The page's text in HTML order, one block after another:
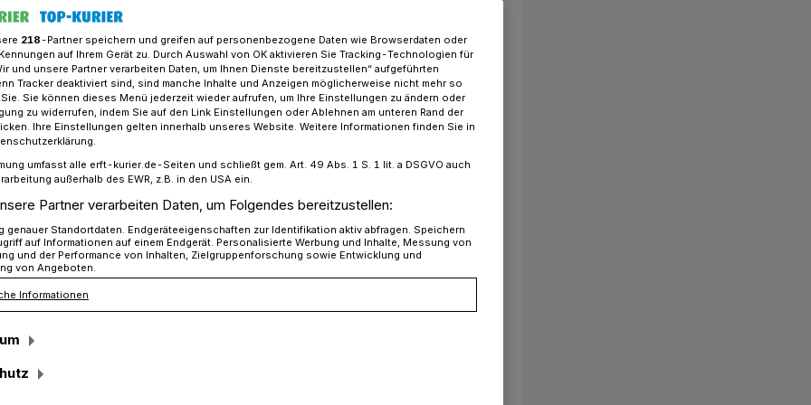
gestürmt!​ An Erft und Gillbach regieren die Jecken!
regieren
der stetig zusenehmende Regen
Abbruch tun: Um Punkt 11.11 Uhr
,Rut-Wieß’
Burgritter‘ vor dem Rathaus
Meurer, Sprecher der Gillbach-
218-Partner speichern und greifen auf personenbezogene Daten wie Browserdaten oder
auf Ihrem Gerät zu. Durch Auswahl von OK aktivieren Sie Tracking-Technologien für
und unsere Partner verarbeiten Daten, um Ihnen Dienste bereitzustellen“ aufgeführten
Tracker deaktiviert sind, sind manche Inhalte und Anzeigen möglicherweise nicht mehr so
Sie können dieses Menü jederzeit wieder aufrufen, um Ihre Einstellungen zu ändern oder
zu widerrufen, indem Sie auf den Link Einstellungen oder Ablehnen am unteren Rand der
Ihre Einstellungen gelten innerhalb unseres Website. Weitere Informationen finden Sie in
umfasst alle erft-kurier.de-Seiten und schließt gem. Art. 49 Abs. 1 S. 1 lit. a DSGVO auch
außerhalb des EWR, z.B. in den USA ein.
Partner verarbeiten Daten, um Folgendes bereitzustellen:
genauer Standortdaten. Endgeräteeigenschaften zur Identifikation aktiv abfragen. Speichern
auf Informationen auf einem Endgerät. Personalisierte Werbung und Inhalte, Messung von
und der Performance von Inhalten, Zielgruppenforschung sowie Entwicklung und
von Angeboten.
Informationen